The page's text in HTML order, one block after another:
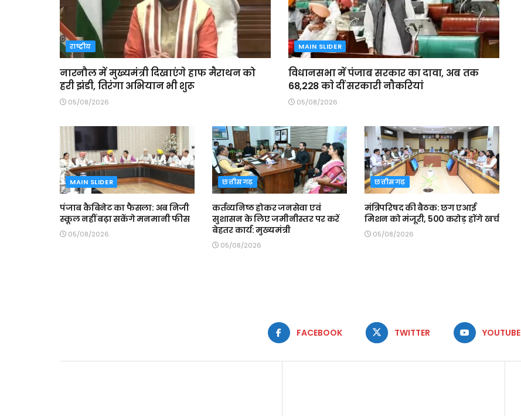
राष्ट्रीय
नारनौल में मुख्यमंत्री दिखाएंगे हाफ मैराथन को
हरी झंडी, तिरंगा अभियान भी शुरू
05/08/2026
MAIN SLIDER
विधानसभा में पंजाब सरकार का दावा, अब तक
68,228 काे दीं सरकारी नाैकरियां
05/08/2026
MAIN SLIDER
पंजाब कैबिनेट का फैसला: अब निजी
स्कूल नहीं बढ़ा सकेंगे मनमानी फीस
05/08/2026
छत्तीसगढ़
कर्तव्यनिष्ठ होकर जनसेवा एवं
सुशासन के लिए जमीनीस्तर पर करें
बेहतर कार्य: मुख्यमंत्री
05/08/2026
छत्तीसगढ़
मंत्रिपरिषद की बैठक: छग एआई
मिशन काे मंजूरी, 500 करोड़ हाेंगे खर्च
05/08/2026
FACEBOOK TWITTER YOUTUBE